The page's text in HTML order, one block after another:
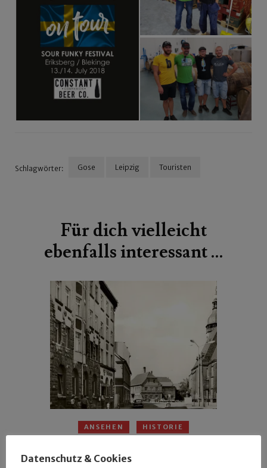
Schlagwörter: Gose Leipzig Touristen
Für dich vielleicht
ebenfalls interessant …
ANSEHEN HISTORIE
Datenschutz & Cookies